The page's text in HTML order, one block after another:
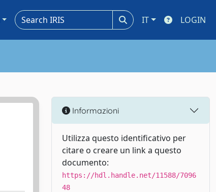
IT LOGIN
Informazioni
Utilizza questo identificativo per
citare o creare un link a questo
documento:
https://hdl.handle.net/11588/7096
48